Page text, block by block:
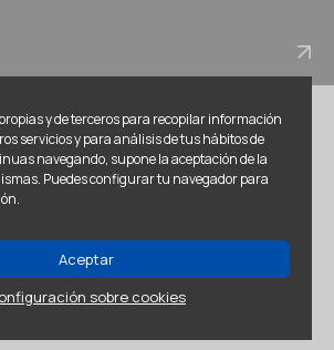
y de terceros para recopilar información
servicios y para análisis de tus hábitos de
navegando, supone la aceptación de la
Puedes configurar tu navegador para
Aceptar
sobre cookies